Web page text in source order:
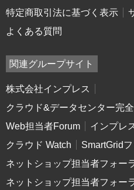
特定商取引法に基づく表示
よくある質問
関連グループサイト
株式会社インプレス
クラウド&データセンター完
Web担当者Forum
インプレ
クラウド Watch
SmartGrid
ネットショップ担当者フォー
ネットショップ担当者フォー